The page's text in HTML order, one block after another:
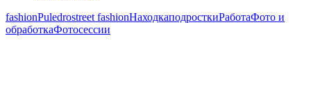
fashionPuledrostreet fashionНаходкаподросткиРаботаФото и
обработкаФотосессии